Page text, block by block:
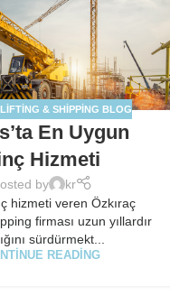
& SHIPPING BLOG
En Uygun
Hizmeti
by
kr
hizmeti veren Özkıraç
firması uzun yıllardır
sürdürmekt...
READING